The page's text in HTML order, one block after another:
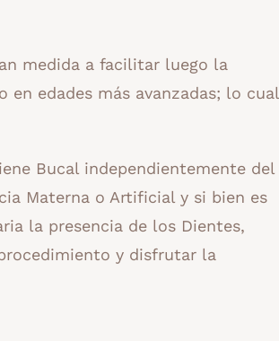
medida a facilitar luego la
edades más avanzadas; lo cual
Bucal independientemente del
Materna o Artificial y si bien es
la presencia de los Dientes,
y disfrutar la